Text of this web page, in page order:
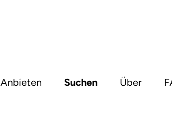
Anbieten Suchen Über